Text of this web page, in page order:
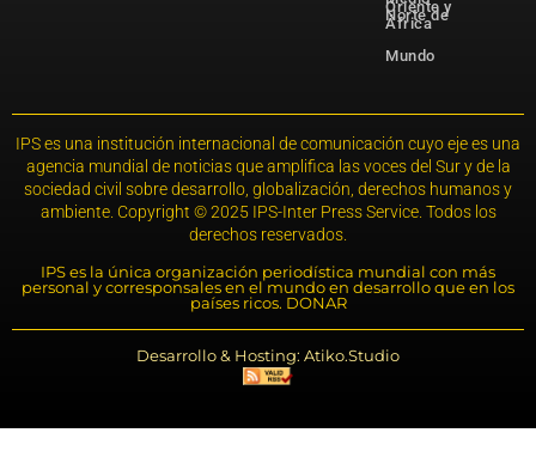
Oriente y
Norte de
África
Mundo
IPS es una institución internacional de comunicación cuyo eje es una
agencia mundial de noticias que amplifica las voces del Sur y de la
sociedad civil sobre desarrollo, globalización, derechos humanos y
ambiente. Copyright © 2025 IPS-Inter Press Service. Todos los
derechos reservados.
IPS es la única organización periodística mundial con más
personal y corresponsales en el mundo en desarrollo que en los
países ricos. DONAR
Desarrollo & Hosting: Atiko.Studio